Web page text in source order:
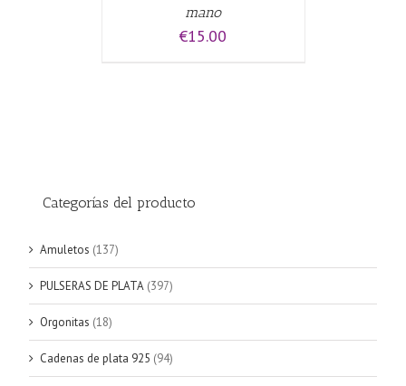
mano
€15.00
Categorías del producto
Amuletos (137)
PULSERAS DE PLATA (397)
Orgonitas (18)
Cadenas de plata 925 (94)